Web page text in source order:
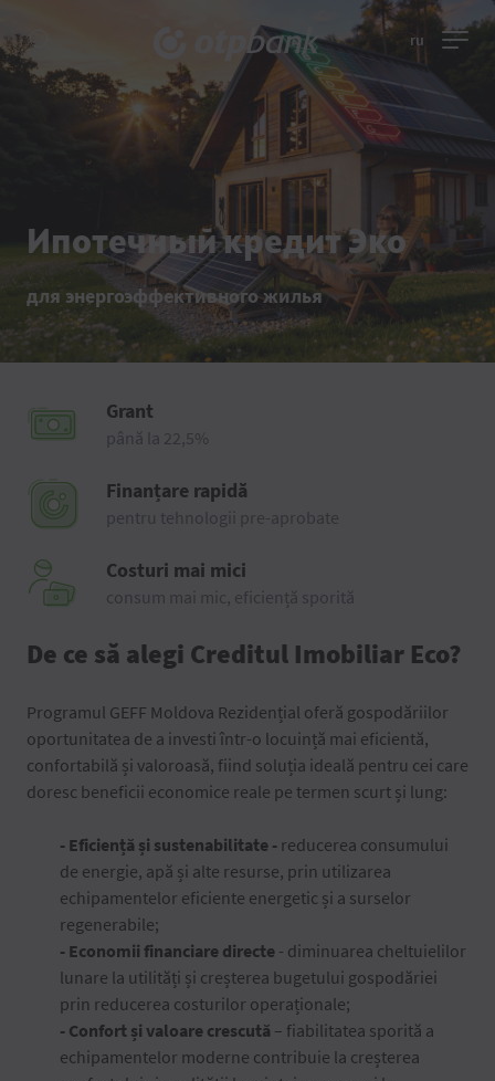
ru
Ипотечный кредит Эко
для энергоэффективного жилья
Grant
până la 22,5%
Finanțare rapidă
pentru tehnologii pre-aprobate
Costuri mai mici
consum mai mic, eficiență sporită
De ce să alegi Creditul Imobiliar Eco?
Programul GEFF Moldova Rezidențial oferă gospodăriilor
oportunitatea de a investi într-o locuință mai eficientă,
confortabilă și valoroasă, fiind soluția ideală pentru cei care
doresc beneficii economice reale pe termen scurt și lung:
- Eficiență și sustenabilitate - reducerea consumului
de energie, apă și alte resurse, prin utilizarea
echipamentelor eficiente energetic și a surselor
regenerabile;
- Economii financiare directe - diminuarea cheltuielilor
lunare la utilități și creșterea bugetului gospodăriei
prin reducerea costurilor operaționale;
- Confort și valoare crescută – fiabilitatea sporită a
echipamentelor moderne contribuie la creșterea